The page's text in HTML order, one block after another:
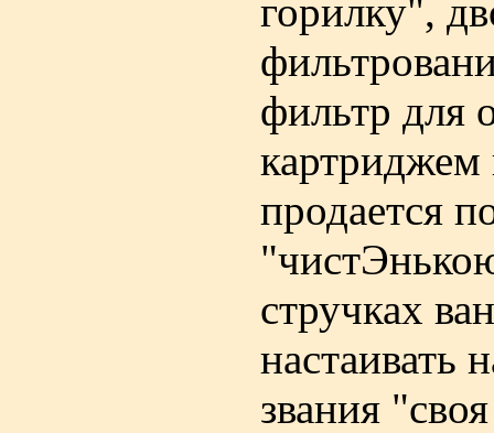
горилку",
фильтр для
картриджем
продается
стручках
настаивать
звания